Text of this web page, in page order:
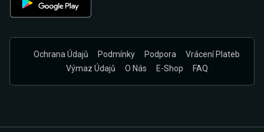
Ochrana Údajů Podmínky Podpora
Vrácení Plateb
Výmaz Údajů
O Nás E-Shop FAQ